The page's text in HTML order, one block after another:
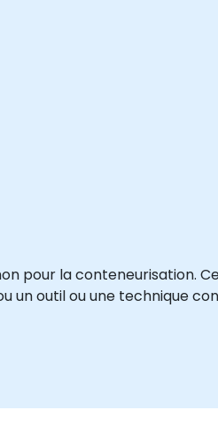
pour la conteneurisation.
un outil ou une technique